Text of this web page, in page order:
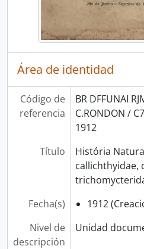
Área de identidad
Código de
referencia
BR DFFUNAI
C.RONDON /
1912
Título
História
callichthyidae,
Fecha(s)
1912
Nivel de
descripción
Unidad